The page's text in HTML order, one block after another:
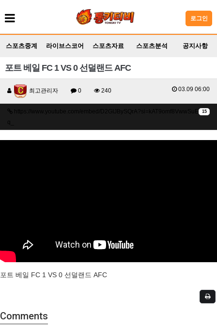
로그인
스포츠중계 라이브스코어 스포츠자료 스포츠분석 공지사항
포트 베일 FC 1 VS 0 선덜랜드 AFC
최고관리자 0 240 03.09 06:00
15
https://www.youtube.com/embed/D2GIJBySQrA?si=kAT9omf8VwwSuE
q_
포트 베일 FC 1 VS 0 선덜랜드 AFC
Comments